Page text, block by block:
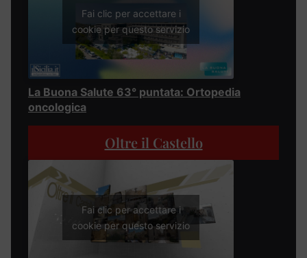
Fai clic per accettare i
cookie per questo servizio
La Buona Salute 63° puntata: Ortopedia
oncologica
Oltre il Castello
Fai clic per accettare i
cookie per questo servizio